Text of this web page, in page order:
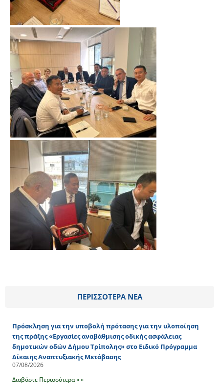
ΠΕΡΙΣΣΟΤΕΡΑ ΝΕΑ
Πρόσκληση για την υποβολή πρότασης για την υλοποίηση
της πράξης «Εργασίες αναβάθμισης οδικής ασφάλειας
δημοτικών οδών Δήμου Τρίπολης» στο Ειδικό Πρόγραμμα
Δίκαιης Αναπτυξιακής Μετάβασης
07/08/2026
Διαβάστε Περισσότερα » »